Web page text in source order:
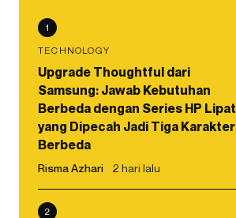
1
TECHNOLOGY
Upgrade Thoughtful dari
Samsung: Jawab Kebutuhan
Berbeda dengan Series HP Lipat
yang Dipecah Jadi Tiga Karakter
Berbeda
Risma Azhari 2 hari lalu
2